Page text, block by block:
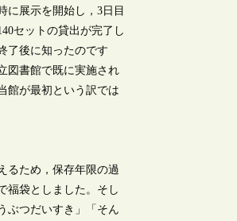
に展示を開始し，3日目
セットの貸出が完了し
了後に知ったのです
図書館で既に実施され
館が最初という訳では
るため，保存年限の過
福袋としました。そし
ぶつだいすき」「そん